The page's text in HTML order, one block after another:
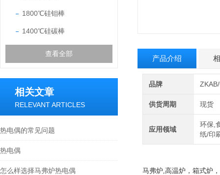
1800℃硅钼棒
1400℃硅碳棒
查看全部
相关文章
RELEVANT ARTICLES
热电偶的常见问题
热电偶
怎么样选择马弗炉热电偶
产品介绍
品牌
供货周期 现货
应用领域
环保,
纸/印
马弗炉,高温炉，箱式炉